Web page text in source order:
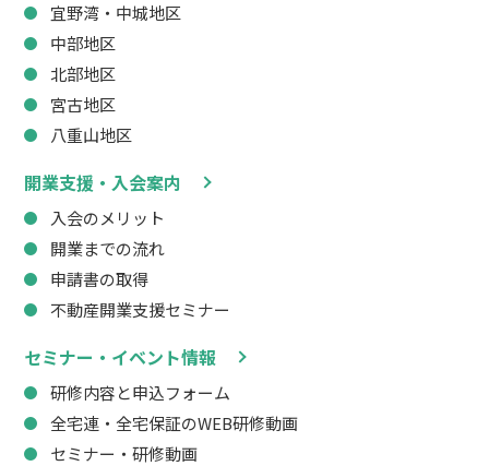
宜野湾・中城地区
中部地区
北部地区
宮古地区
八重山地区
開業支援・入会案内
入会のメリット
開業までの流れ
申請書の取得
不動産開業支援セミナー
セミナー・イベント情報
研修内容と申込フォーム
全宅連・全宅保証のWEB研修動画
セミナー・研修動画